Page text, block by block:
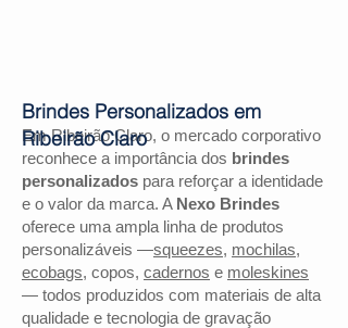
Em Ribeirão Claro, o mercado corporativo
reconhece a importância dos brindes
personalizados para reforçar a identidade
e o valor da marca. A Nexo Brindes
oferece uma ampla linha de produtos
personalizáveis —squeezes, mochilas,
ecobags, copos, cadernos e moleskines
— todos produzidos com materiais de alta
qualidade e tecnologia de gravação
Brindes Personalizados em
Ribeirão Claro